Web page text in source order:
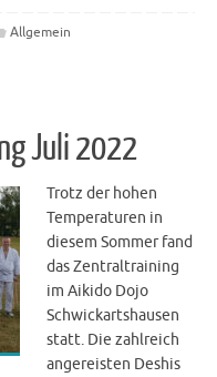
Allgemein
Juli 2022
Trotz der hohen
Temperaturen in
diesem Sommer fand
das Zentraltraining
im Aikido Dojo
Schwickartshausen
statt. Die zahlreich
angereisten Deshis